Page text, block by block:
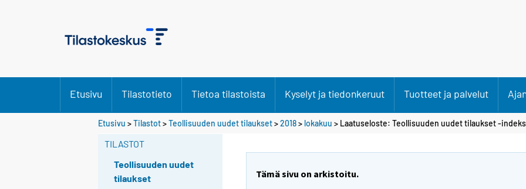
Etusivu Tilastotieto Tietoa tilastoista Kyselyt ja tiedonkeruut Tuotteet ja palvelut
Etusivu >Tilastot>Teollisuuden uudet tilaukset>2018> lokakuu > Laatuseloste: Teollisuuden uudet tilaukset -
TILASTOT
Teollisuuden uudet
tilaukset
Tämä sivu on arkistoitu.